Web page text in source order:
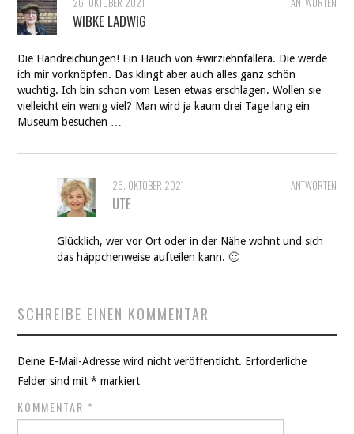
WIBKE LADWIG
Die Handreichungen! Ein Hauch von #wirziehnfallera. Die werde
ich mir vorknöpfen. Das klingt aber auch alles ganz schön
wuchtig. Ich bin schon vom Lesen etwas erschlagen. Wollen sie
vielleicht ein wenig viel? Man wird ja kaum drei Tage lang ein
Museum besuchen …
ANTWORTEN
26. OKTOBER 2021
UTE
Glücklich, wer vor Ort oder in der Nähe wohnt und sich
das häppchenweise aufteilen kann. 🙂
SCHREIBE EINEN KOMMENTAR
Deine E-Mail-Adresse wird nicht veröffentlicht. Erforderliche
Felder sind mit* markiert
KOMMENTAR *